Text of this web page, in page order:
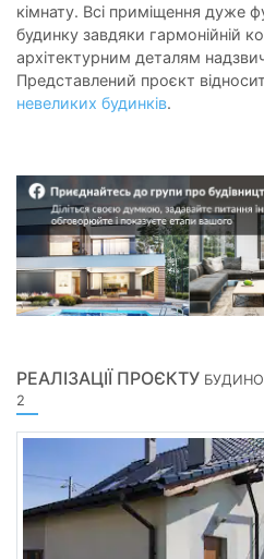
кімнату. Всі приміщення дуже
будинку завдяки гармонійній
архітектурним деталям
Представлений проєкт
невеликих будинків.
РЕАЛІЗАЦІЇ ПРОЄКТУ
2